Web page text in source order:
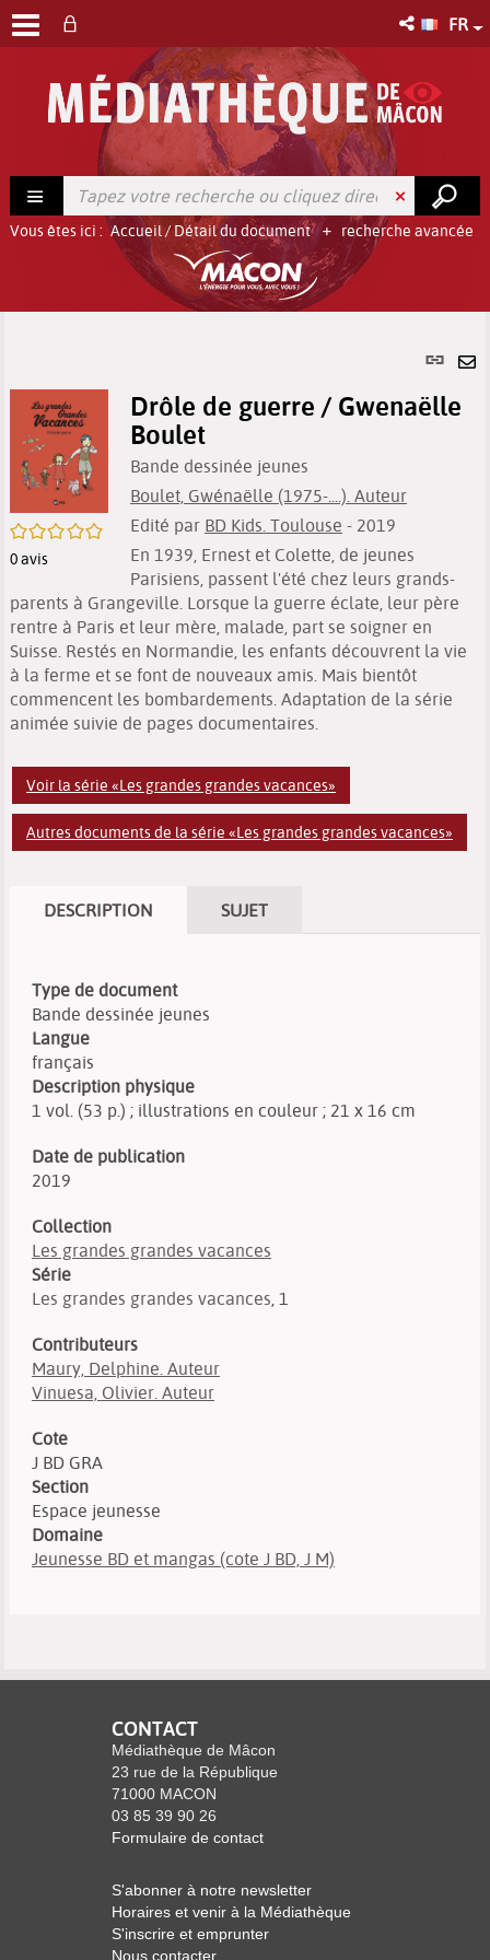
FR
recherche avancée
Vous êtes ici : Accueil/ Détail du document
Lien
/5
0avis
Drôle de guerre / Gwenaëlle
Boulet
Bande dessinée jeunes
Boulet, Gwénaëlle (1975-....). Auteur
Edité par BD Kids. Toulouse - 2019
En 1939, Ernest et Colette, de jeunes
Parisiens, passent l'été chez leurs grands-
parents à Grangeville. Lorsque la guerre éclate, leur père
rentre à Paris et leur mère, malade, part se soigner en
Suisse. Restés en Normandie, les enfants découvrent la vie
à la ferme et se font de nouveaux amis. Mais bientôt
commencent les bombardements. Adaptation de la série
animée suivie de pages documentaires.
Voir la série «Les grandes grandes vacances»
Autres documents de la série «Les grandes grandes vacances»
DESCRIPTION SUJET
Type de document
Bande dessinée jeunes
Langue
français
Description physique
1 vol. (53 p.) ; illustrations en couleur ; 21 x 16 cm
Date de publication
2019
Collection
Les grandes grandes vacances
Série
Les grandes grandes vacances, 1
Contributeurs
Maury, Delphine. Auteur
Vinuesa, Olivier. Auteur
Cote
J BD GRA
Section
Espace jeunesse
Domaine
Jeunesse BD et mangas (cote J BD, J M)
CONTACT
Médiathèque de Mâcon
23 rue de la République
71000 MACON
03 85 39 90 26
Formulaire de contact
S'abonner à notre newsletter
Horaires et venir à la Médiathèque
S'inscrire et emprunter
Nous contacter